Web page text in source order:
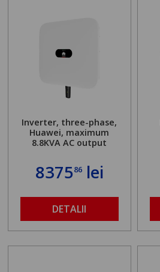
Inverter, three-phase,
Huawei, maximum
8.8KVA AC output
837586lei
DETALII